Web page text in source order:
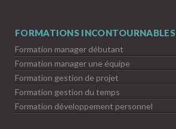
FORMATIONS INCONTOURNABLES
Formation manager débutant
Formation manager une équipe
Formation gestion de projet
Formation gestion du temps
Formation développement personnel